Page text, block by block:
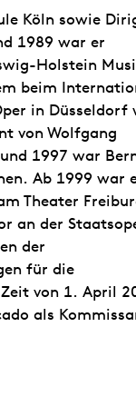
Köln sowie
1989 war er
Holstein
beim
in Düsseldorf
von Wolfgang
1997 war
Ab 1999 war
Theater
an der
der
für die
von 1. April
als